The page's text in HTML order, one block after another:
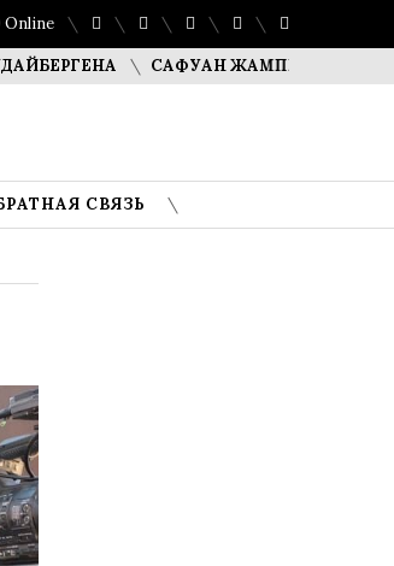
САФУАН ЖАМПЕИСОВ: «МЫ
СВЯЗЬ